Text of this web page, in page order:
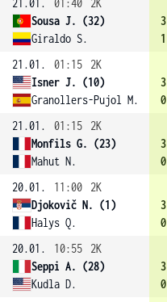
21.01.
01:40
2K
Sousa J. (32)
Giraldo S.
3
1
21.01.
01:15
2K
Isner J. (10)
Granollers-Pujol M.
3
0
21.01.
01:15
2K
Monfils G. (23)
Mahut N.
3
0
20.01.
11:00
2K
Djokovič N. (1)
Halys Q.
3
0
20.01.
10:55
2K
Seppi A. (28)
Kudla D.
3
0